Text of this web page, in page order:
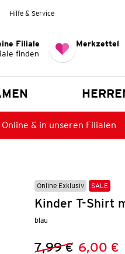
Hilfe & Service
Filiale
finden
Merkzettel
& in unseren Filialen
Online Exklusiv SALE
Kinder T-Shirt
blau
7,99 € 6,00 €